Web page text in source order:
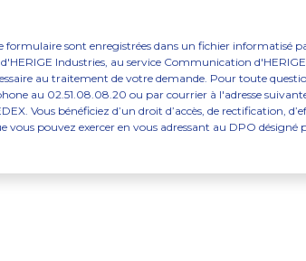
formulaire sont enregistrées dans un fichier informatisé
d'HERIGE Industries, au service Communication
au traitement de votre demande. Pour toute
au 02.51.08.08.20 ou par courrier à l'adresse
Vous bénéficiez d’un droit d’accès, de rectification,
vous pouvez exercer en vous adressant au DPO